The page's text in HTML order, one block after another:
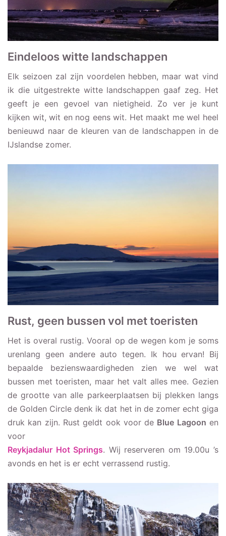
Eindeloos witte landschappen
Elk seizoen zal zijn voordelen hebben, maar wat vind
ik die uitgestrekte witte landschappen gaaf zeg. Het
geeft je een gevoel van nietigheid. Zo ver je kunt
kijken wit, wit en nog eens wit. Het maakt me wel heel
benieuwd naar de kleuren van de landschappen in de
IJslandse zomer.
Rust, geen bussen vol met toeristen
Het is overal rustig. Vooral op de wegen kom je soms
urenlang geen andere auto tegen. Ik hou ervan! Bij
bepaalde bezienswaardigheden zien we wel wat
bussen met toeristen, maar het valt alles mee. Gezien
de grootte van alle parkeerplaatsen bij plekken langs
de Golden Circle denk ik dat het in de zomer echt giga
druk kan zijn. Rust geldt ook voor de Blue Lagoon en
voor
Reykjadalur Hot Springs. Wij reserveren om 19.00u ’s
avonds en het is er echt verrassend rustig.